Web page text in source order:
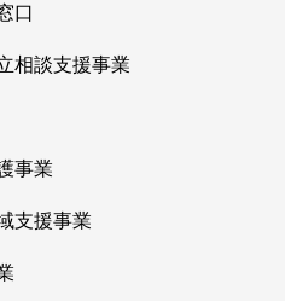
口
相談支援事業
事業
支援事業